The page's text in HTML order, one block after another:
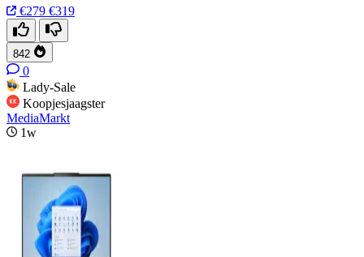
€279 €319
842
0
Lady-Sale
Koopjesjaagster
MediaMarkt
1w